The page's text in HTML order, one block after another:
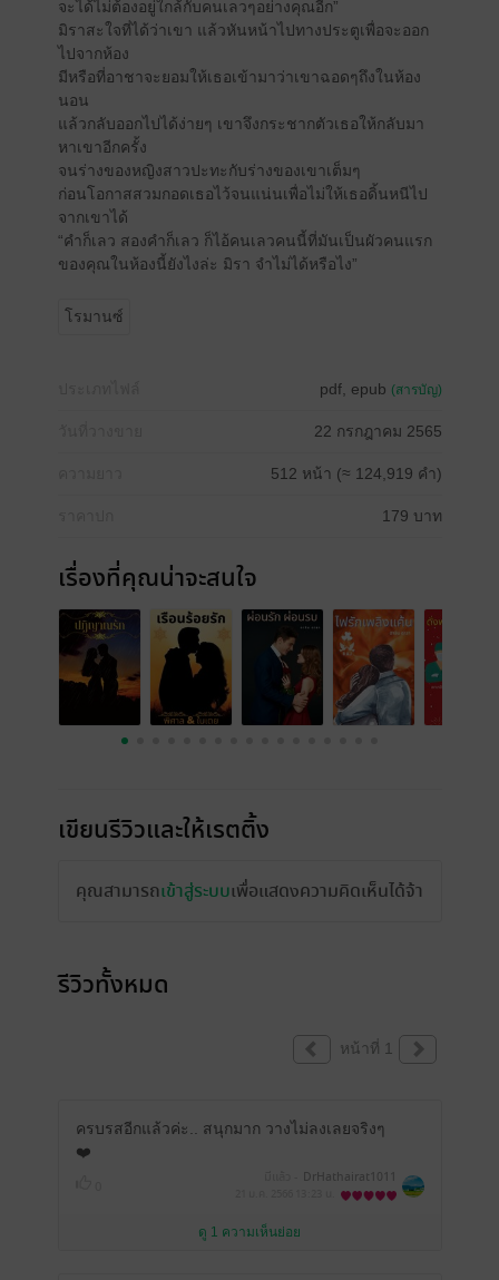
จะได้ไม่ต้องอยู่ใกล้กับคนเลวๆอย่างคุณอีก”
มิราสะใจที่ได้ว่าเขา แล้วหันหน้าไปทางประตูเพื่อจะออก
ไปจากห้อง
มีหรือที่อาชาจะยอมให้เธอเข้ามาว่าเขาฉอดๆถึงในห้อง
นอน
แล้วกลับออกไปได้ง่ายๆ เขาจึงกระชากตัวเธอให้กลับมา
หาเขาอีกครั้ง
จนร่างของหญิงสาวปะทะกับร่างของเขาเต็มๆ
ก่อนโอกาสสวมกอดเธอไว้จนแน่นเพื่อไม่ให้เธอดิ้นหนีไป
จากเขาได้
“คำก็เลว สองคำก็เลว ก็ไอ้คนเลวคนนี้ที่มันเป็นผัวคนแรก
ของคุณในห้องนี้ยังไงล่ะ มิรา จำไม่ได้หรือไง”
โรมานซ์
pdf, epub (สารบัญ)
22 กรกฎาคม 2565
512 หน้า (≈ 124,919 คำ)
179 บาท
เรื่องที่คุณน่าจะสนใจ
เขียนรีวิวและให้เรตติ้ง
คุณสามารถเข้าสู่ระบบเพื่อแสดงความคิดเห็นได้จ้า
รีวิวทั้งหมด
หน้าที่ 1
ครบรสอีกแล้วค่ะ.. สนุกมาก วางไม่ลงเลยจริงๆ
❤️
DrHathairat1011
ดู 1 ความเห็นย่อย